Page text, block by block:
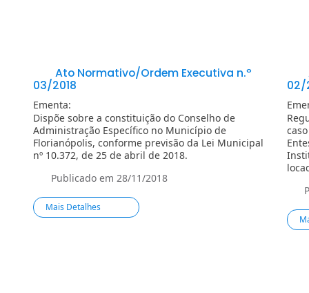
Ato Normativo/Ordem Executiva n.º
03/2018
Ementa:
Dispõe sobre a constituição do Conselho de
Administração Específico no Município de
Florianópolis, conforme previsão da Lei Municipal
nº 10.372, de 25 de abril de 2018.
Publicado em 28/11/2018
Mais Detalhes
02/